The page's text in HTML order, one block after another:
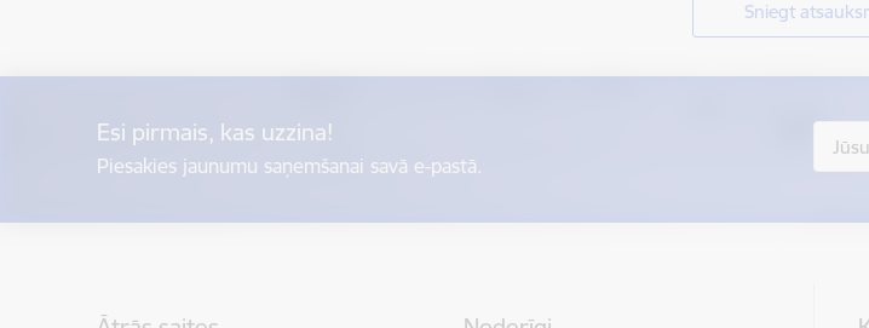
Sniegt
Esi pirmais, kas uzzina!
Piesakies jaunumu saņemšanai savā e-pastā.